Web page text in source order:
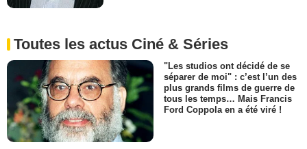
Toutes les actus Ciné & Séries
"Les studios ont décidé de se
séparer de moi" : c’est l’un des
plus grands films de guerre de
tous les temps… Mais Francis
Ford Coppola en a été viré !